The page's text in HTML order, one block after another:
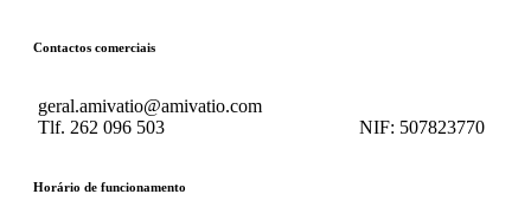
Contactos comerciais
geral.amivatio@amivatio.com
Tlf. 262 096 503 NIF: 507823770
Horário de funcionamento